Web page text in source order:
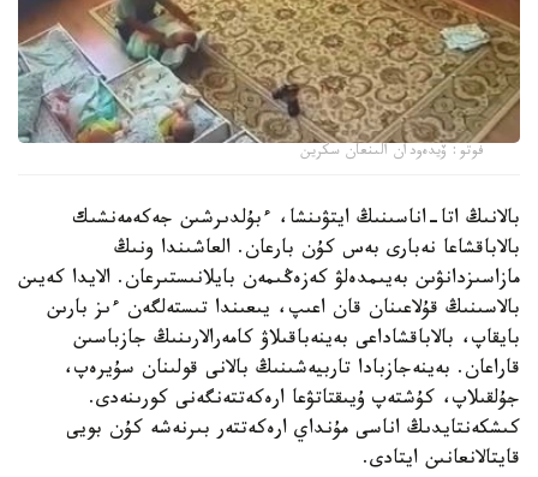
فوتو: ۆيدەودان الىنعان سكرين
بالانىڭ اتا-اناسىنىڭ ايتۋىنشا، ءبۇلدىرشىن جەكەمەنشىك
بالاباقشاعا نەبارى بەس كۇن بارعان. العاشىندا ونىڭ
مازاسىزدانۋىن بەيىمدەلۋ كەزەڭىمەن بايلانىستىرعان. الايدا كەيىن
بالاسىنىڭ قۇلاعىنان قان اعىپ، يىعىندا تىستەلگەن ءىز بارىن
بايقاپ، بالاباقشاداعى بەينەباقىلاۋ كامەرالارىنىڭ جازباسىن
قاراعان. بەينەجازبادا تاربيەشىنىڭ بالانى قولىنان سۇيرەپ،
جۇلقىلاپ، كۇشتەپ ۇيىقتاتۋعا ارەكەتتەنگەنى كورىنەدى.
كىشكەنتايدىڭ اناسى مۇنداي ارەكەتتەر بىرنەشە كۇن بويى
قايتالانعانىن ايتادى.